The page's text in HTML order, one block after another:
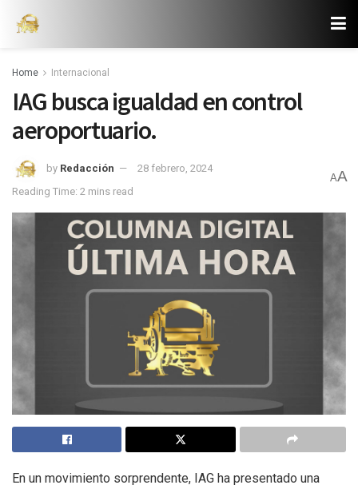
Home Internacional
IAG busca igualdad en control
aeroportuario.
by Redacción
28 febrero, 2024
Reading Time: 2 mins read
AA
En un movimiento sorprendente, IAG ha presentado una